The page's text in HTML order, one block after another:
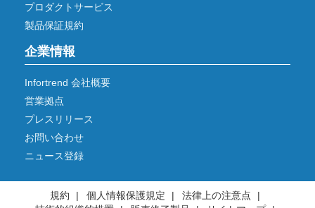
プロダクトサービス
製品保証規約
企業情報
Infortrend 会社概要
営業拠点
プレスリリース
お問い合わせ
ニュース登録
規約 個人情報保護規定
法律上の注意点